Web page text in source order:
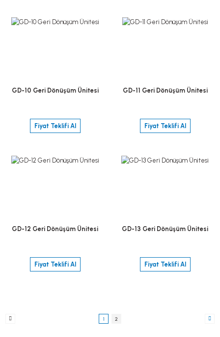
GD-10 Geri Dönüşüm Ünitesi
Fiyat Teklifi Al
GD-11 Geri Dönüşüm Ünitesi
Fiyat Teklifi Al
GD-12 Geri Dönüşüm Ünitesi
Fiyat Teklifi Al
GD-13 Geri Dönüşüm Ünitesi
Fiyat Teklifi Al
1 2